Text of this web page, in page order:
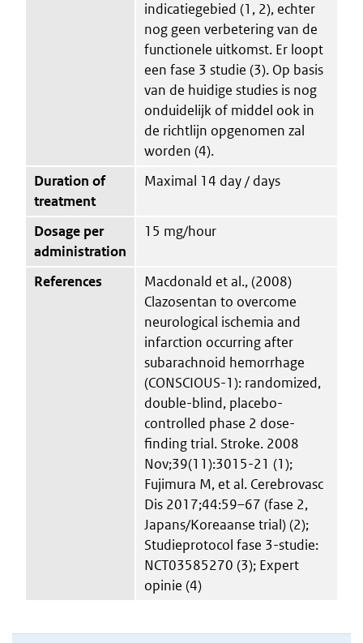
indicatiegebied (1, 2), echter
nog geen verbetering van de
functionele uitkomst. Er loopt
een fase 3 studie (3). Op basis
van de huidige studies is nog
onduidelijk of middel ook in
de richtlijn opgenomen zal
worden (4).
Duration of
treatment
Maximal 14 day / days
Dosage per
administration
15 mg/hour
References
Macdonald et al., (2008)
Clazosentan to overcome
neurological ischemia and
infarction occurring after
subarachnoid hemorrhage
(CONSCIOUS-1): randomized,
double-blind, placebo-
controlled phase 2 dose-
finding trial. Stroke. 2008
Nov;39(11):3015-21 (1);
Fujimura M, et al. Cerebrovasc
Dis 2017;44:59–67 (fase 2,
Japans/Koreaanse trial) (2);
Studieprotocol fase 3-studie:
NCT03585270 (3); Expert
opinie (4)